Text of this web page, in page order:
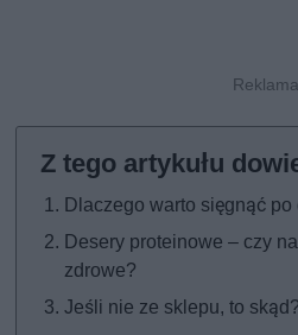
Dlaczego warto sięgnąć
Desery proteinowe – czy
zdrowe?
Jeśli nie ze sklepu, to skąd?